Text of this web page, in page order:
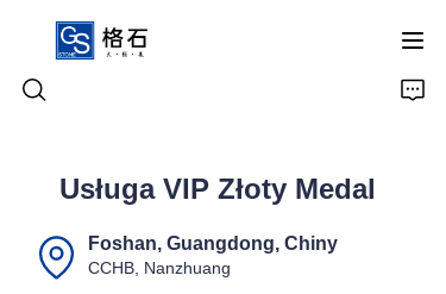
Foshan, Guangdong, Chiny
CCHB, Nanzhuang
Usługa VIP Złoty Medal
Strona główna
Produkty